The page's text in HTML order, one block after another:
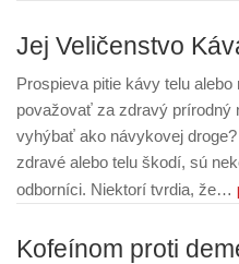
Jej Veličenstvo
Prospieva pitie kávy telu
považovať za zdravý prírodný
vyhýbať ako návykovej
zdravé alebo telu škodí, sú
odborníci. Niektorí tvrdia, že…
Kofeínom proti